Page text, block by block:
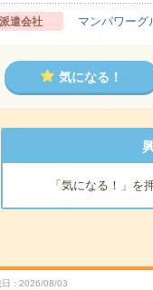
派遣会社 マンパワー
気になる！
「気になる！」を
2026/08/03